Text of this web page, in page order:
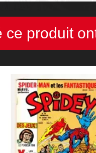
produit